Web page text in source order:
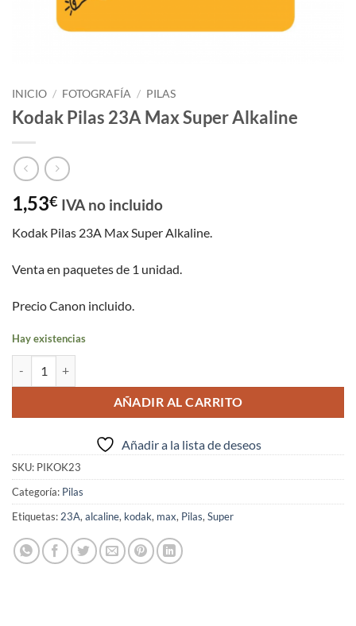
INICIO / FOTOGRAFÍA / PILAS
Kodak Pilas 23A Max Super Alkaline
1,53€ IVA no incluido
Kodak Pilas 23A Max Super Alkaline.
Venta en paquetes de 1 unidad.
Precio Canon incluido.
Hay existencias
AÑADIR AL CARRITO
Añadir a la lista de deseos
SKU: PIKOK23
Categoría: Pilas
Etiquetas: 23A, alcaline, kodak, max, Pilas, Super